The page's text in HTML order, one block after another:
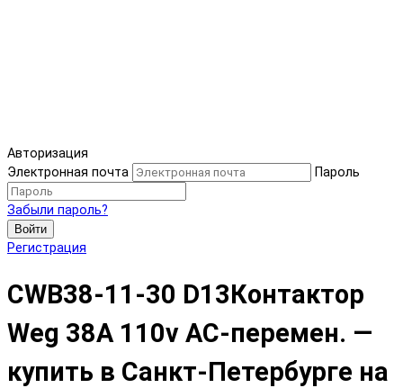
Авторизация
Электронная почта
Пароль
Забыли пароль?
Войти
Регистрация
CWB38-11-30 D13Контактор
Weg 38A 110v AC-перемен. —
купить в Санкт-Петербурге на